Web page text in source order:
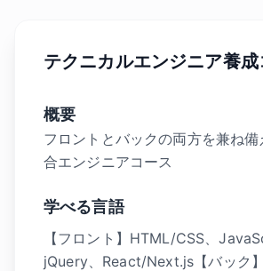
テクニカルエンジニア養成
概要
フロントとバックの両方を兼ね
合エンジニアコース
学べる言語
【フロント】HTML/CSS、
jQuery、React/Next.js【バック】